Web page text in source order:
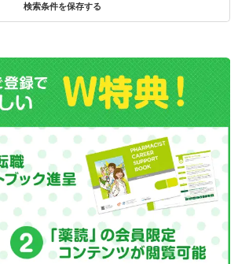
検索条件を保存する